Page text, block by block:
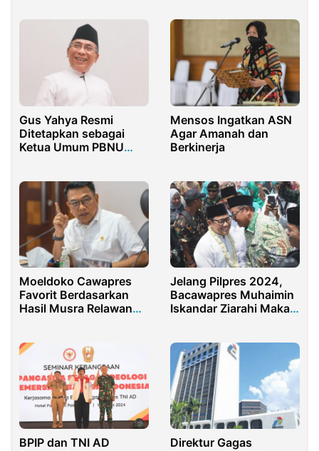
Gus Yahya Resmi
Ditetapkan sebagai
Ketua Umum PBNU
Mensos Ingatkan ASN
Agar Amanah dan
Berkinerja
Moeldoko Cawapres
Favorit Berdasarkan
Hasil Musra Relawan
Jelang Pilpres 2024,
Bacawapres Muhaimin
Iskandar Ziarahi Makam
BPIP dan TNI AD
Direktur Gagas